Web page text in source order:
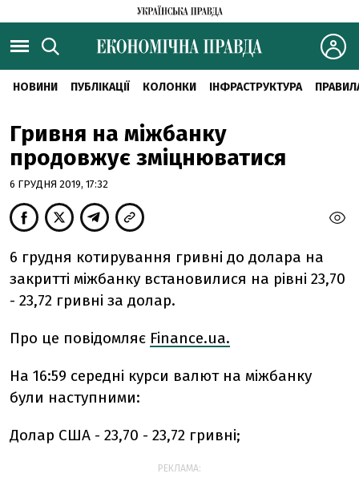
НОВИНИ ПУБЛІКАЦІЇ КОЛОНКИ ІНФРАСТРУКТУРА
Гривня на міжбанку
продовжує зміцнюватися
6 ГРУДНЯ 2019, 17:32
6 грудня котирування гривні до долара на
закритті міжбанку встановилися на рівні 23,70
- 23,72 гривні за долар.
Про це повідомляє Finance.ua.
На 16:59 середні курси валют на міжбанку
були наступними:
Долар США - 23,70 - 23,72 гривні;
РЕКЛАМА: